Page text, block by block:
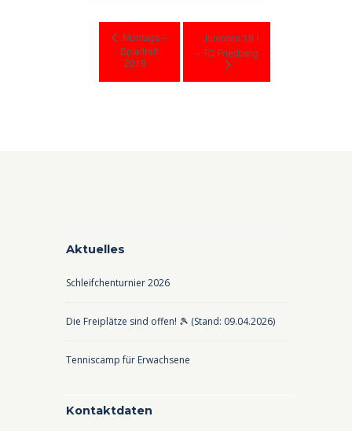
Montags –
Spieltreff
2019
Junioren 18 I
– TC Friedberg
Aktuelles
Schleifchenturnier 2026
Die Freiplätze sind offen! 🎾 (Stand: 09.04.2026)
Tenniscamp für Erwachsene
Kontaktdaten